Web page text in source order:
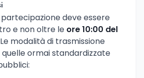
deve essere
e non oltre le ore 10:00 del
modalità di trasmissione
ormai standardizzate